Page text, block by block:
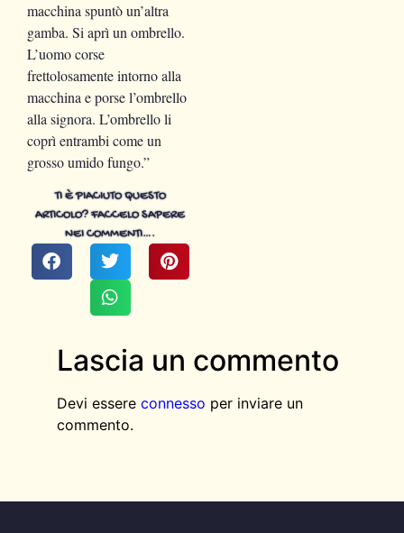
TI È PIACIUTO QUESTO
ARTICOLO? FACCELO SAPERE
NEI COMMENTI….
macchina spuntò un’altra
gamba. Si aprì un ombrello.
L’uomo corse
frettolosamente intorno alla
macchina e porse l’ombrello
alla signora. L’ombrello li
coprì entrambi come un
grosso umido fungo.”
Lascia un commento
Devi essere connesso per inviare un
commento.